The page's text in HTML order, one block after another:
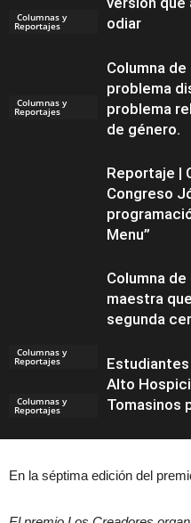
Columnas y
Reportajes
odiar
Columnas y
Reportajes
Columna
problema
problema
de género.
Columnas y
Reportajes
Reportaje |
Congreso
Menu”
Columnas y
Reportajes
Columna
maestra
segunda
Noticias
Alto
Tomasinos
En la séptima edición del